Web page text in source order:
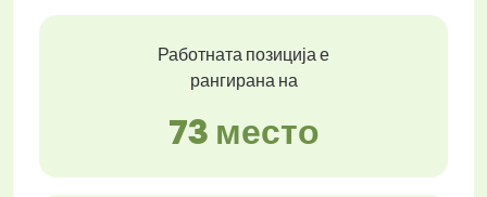
Работната позиција е
рангирана на
73 место